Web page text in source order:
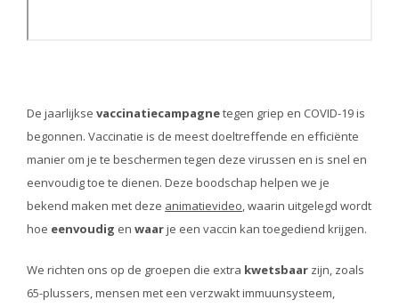
De jaarlijkse vaccinatiecampagnetegen griep en COVID-19 is
begonnen. Vaccinatie is de meest doeltreffende en efficiënte
manier om je te beschermen tegen deze virussen en is snel en
eenvoudig toe te dienen. Deze boodschap helpen we je
bekend maken met deze animatievideo, waarin uitgelegd wordt
hoe eenvoudig en waarje een vaccin kan toegediend krijgen.
We richten ons op de groepen die extra kwetsbaar zijn, zoals
65-plussers, mensen met een verzwakt immuunsysteem,